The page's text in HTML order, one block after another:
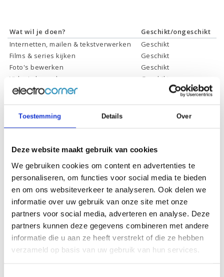
Toestemming Details Over
Deze website maakt gebruik van cookies
We gebruiken cookies om content en advertenties te
personaliseren, om functies voor social media te bieden
en om ons websiteverkeer te analyseren. Ook delen we
informatie over uw gebruik van onze site met onze
partners voor social media, adverteren en analyse. Deze
partners kunnen deze gegevens combineren met andere
informatie die u aan ze heeft verstrekt of die ze hebben
verzameld op basis van uw gebruik van hun services.
Wat wil je doen?
Geschikt/ongeschikt
Internetten, mailen & tekstverwerken
Geschikt
Films & series kijken
Geschikt
Foto's bewerken
Geschikt
Video's bewerken
Geschikt
Gamen
Geschikt *
controleer dit eerst en bepaal daarop uw keuze.
Specificaties
Schermdiagonaal:
14.0 inch (35,6 cm)
Scherm resolutie:
1920 x 1080 (Full HD)
Touchscreen:
-
Scherm reflectie:
Ontspiegeld
Scherm omklapbaar:
-